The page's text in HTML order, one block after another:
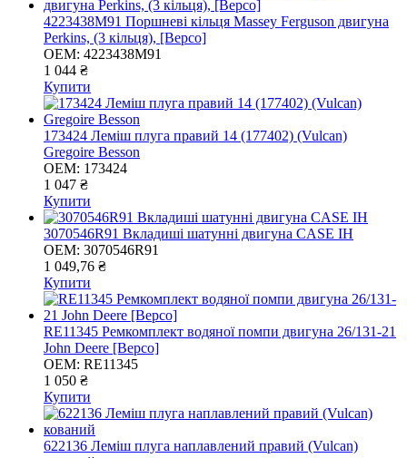
4223438M91 Поршневі кільця Massey Ferguson двигуна
Perkins, (3 кільця), [Bepco]
OEM: 4223438M91
1 044 ₴
Купити
173424 Леміш плуга правий 14 (177402) (Vulcan)
Gregoire Besson
OEM: 173424
1 047 ₴
Купити
3070546R91 Вкладиші шатунні двигуна CASE IH
OEM: 3070546R91
1 049,76 ₴
Купити
RE11345 Ремкомплект водяної помпи двигуна 26/131-21
John Deere [Bepco]
OEM: RE11345
1 050 ₴
Купити
622136 Леміш плуга наплавлений правий (Vulcan)